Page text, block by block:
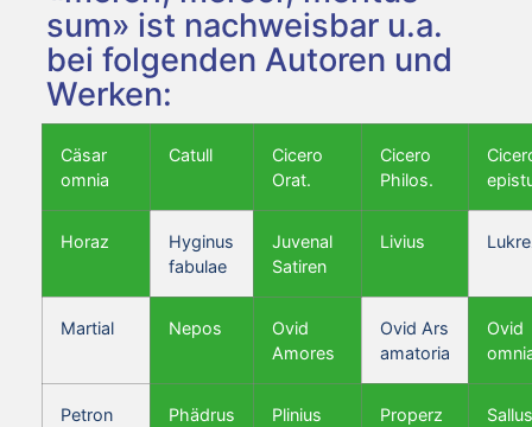
sum» ist nachweisbar u.a.
bei folgenden Autoren und
Werken:
Cäsar
omnia
Catull
Cicero
Orat.
Cicero
Philos.
Horaz
Hyginus
fabulae
Juvenal
Satiren
Livius
Martial Nepos
Ovid
Amores
Ovid Ars
amatoria
Ovid
Petron
Phädrus
Plinius
Properz